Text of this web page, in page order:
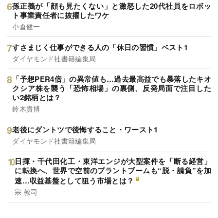
孫正義が「顔も見たくない」と激怒した20代社員をロボッ
ト事業責任者に抜擢したワケ
小倉健一
すさまじく仕事ができる人の「休日の習慣」ベスト1
ダイヤモンド社書籍編集局
「予想PER4倍」の異常値も…過去最高益でも暴落したキオ
クシア株を襲う「恐怖相場」の裏側、反発局面で注目した
い2銘柄とは？
鈴木貴博
老後にダントツで後悔すること・ワースト1
ダイヤモンド社書籍編集局
日揮・千代田化工・東洋エンジが大型案件を「断る経営」
に転換へ、世界で空前のプラントブームも“脱・請負”を加
速…収益基盤として狙う市場とは？
宗 敦司